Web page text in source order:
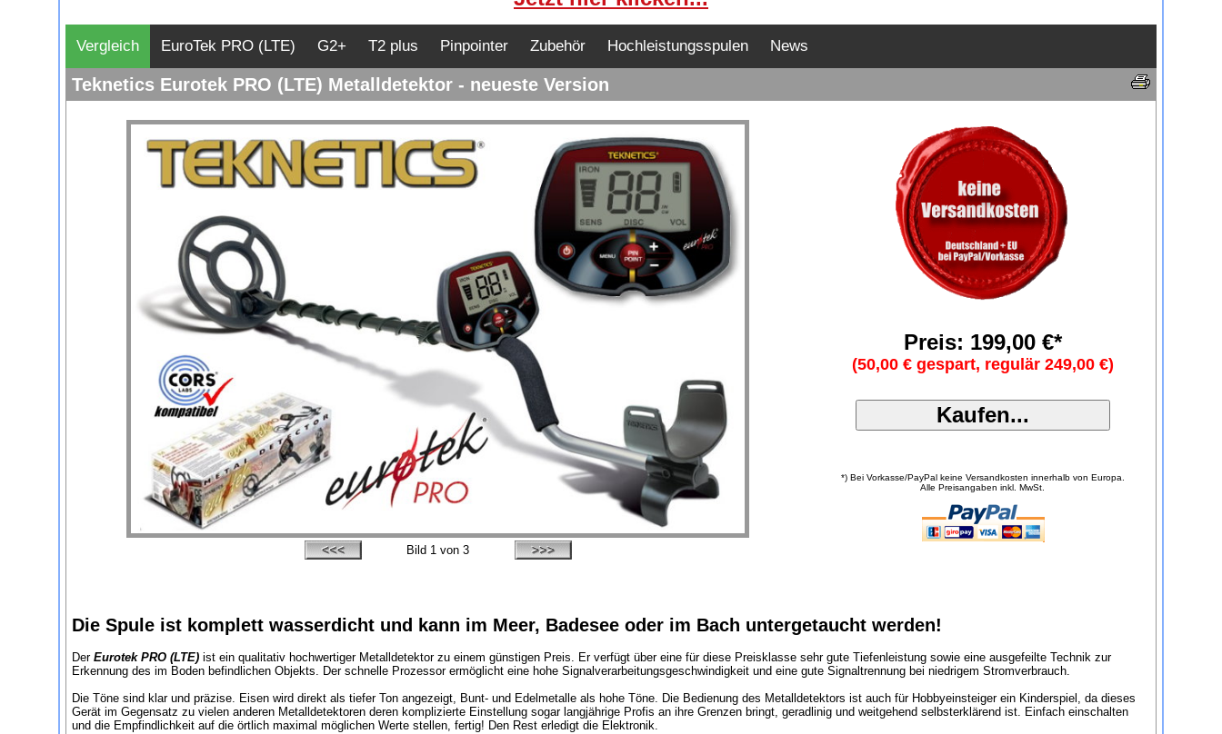
Vergleich EuroTek PRO (LTE) G2+ T2 plus Pinpointer Zubehör Hochleistungsspulen News
Teknetics Eurotek PRO (LTE) Metalldetektor - neueste Version
Bild 1 von 3
Preis: 199,00 €*
(50,00 € gespart, regulär 249,00 €)
*) Bei Vorkasse/PayPal keine Versandkosten innerhalb von Europa.
Alle Preisangaben inkl. MwSt.
Die Spule ist komplett wasserdicht und kann im Meer, Badesee oder im Bach untergetaucht werden!
Der Eurotek PRO (LTE) ist ein qualitativ hochwertiger Metalldetektor zu einem günstigen Preis. Er verfügt über eine für diese Preisklasse sehr gute Tiefenleistung sowie eine ausgefeilte Technik zur
Erkennung des im Boden befindlichen Objekts. Der schnelle Prozessor ermöglicht eine hohe Signalverarbeitungsgeschwindigkeit und eine gute Signaltrennung bei niedrigem Stromverbrauch.
Die Töne sind klar und präzise. Eisen wird direkt als tiefer Ton angezeigt, Bunt- und Edelmetalle als hohe Töne. Die Bedienung des Metalldetektors ist auch für Hobbyeinsteiger ein Kinderspiel, da dieses
Gerät im Gegensatz zu vielen anderen Metalldetektoren deren komplizierte Einstellung sogar langjährige Profis an ihre Grenzen bringt, geradlinig und weitgehend selbsterklärend ist. Einfach einschalten
und die Empfindlichkeit auf die örtlich maximal möglichen Werte stellen, fertig! Den Rest erledigt die Elektronik.